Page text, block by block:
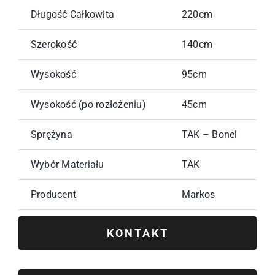
Długość Całkowita 220cm
Szerokość 140cm
Wysokość 95cm
Wysokość (po rozłożeniu) 45cm
Sprężyna TAK – Bonel
Wybór Materiału TAK
Producent Markos
KONTAKT